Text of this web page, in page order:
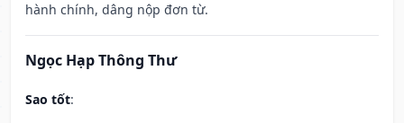
hành chính, dâng nộp đơn từ.
Ngọc Hạp Thông Thư
Sao tốt: